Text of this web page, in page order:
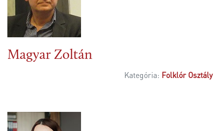
Magyar Zoltán
Kategória: Folklór Osztály